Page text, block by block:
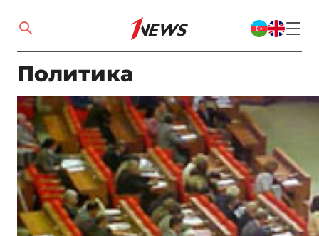
Политика